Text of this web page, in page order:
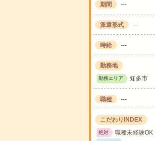
期間 ---
派遣形式 ---
時給 ---
勤務地
勤務エリア 知多市
職種 ---
こだわりINDEX
絶対 職種未経験OK